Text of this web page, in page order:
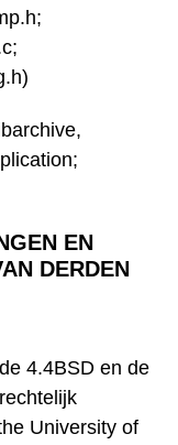
EN
DERDEN
4.4BSD en de
University of